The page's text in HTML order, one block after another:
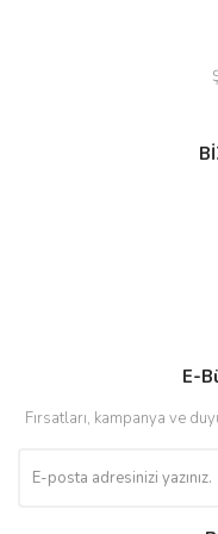
E-
Fırsatları, kampanya ve